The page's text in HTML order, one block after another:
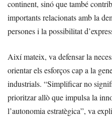
continent, sinó que també
importants relacionats amb la
persones i la possibilitat
Així mateix, va defensar la
orientar els esforços cap a la
industrials. “Simplificar no
prioritzar allò que impulsa la
l’autonomia estratègica”, va